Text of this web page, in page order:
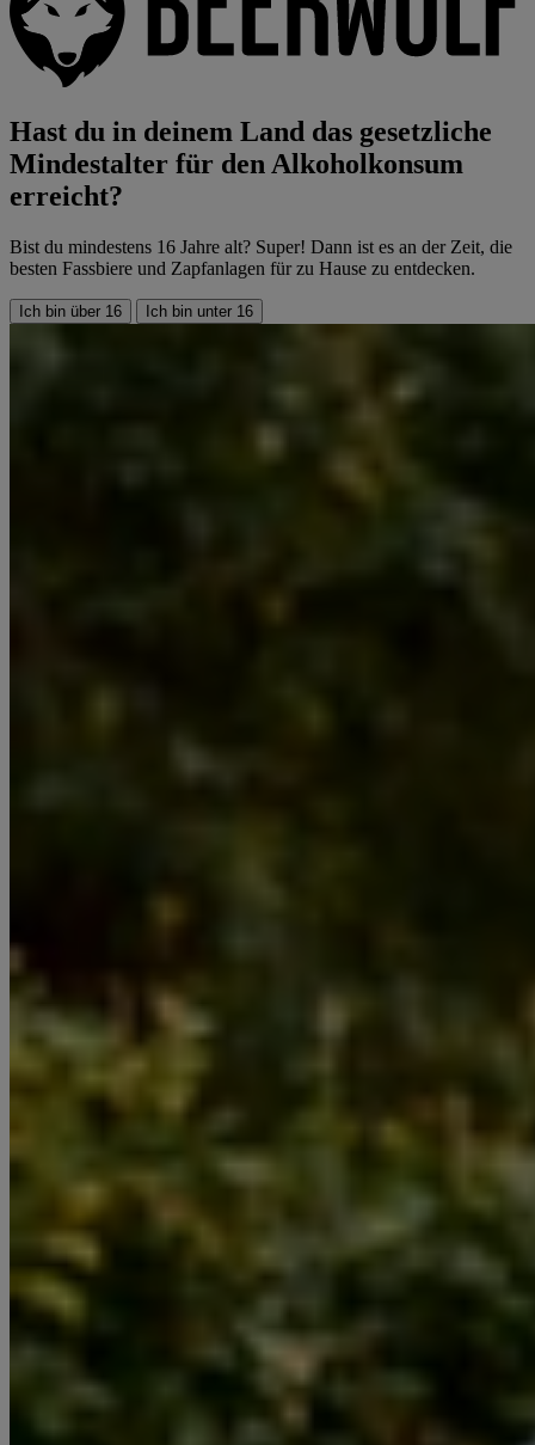
Hast du in deinem Land das gesetzliche
Mindestalter für den Alkoholkonsum
erreicht?
Bist du mindestens 16 Jahre alt? Super! Dann ist es an der Zeit, die
besten Fassbiere und Zapfanlagen für zu Hause zu entdecken.
Ich bin über 16 Ich bin unter 16